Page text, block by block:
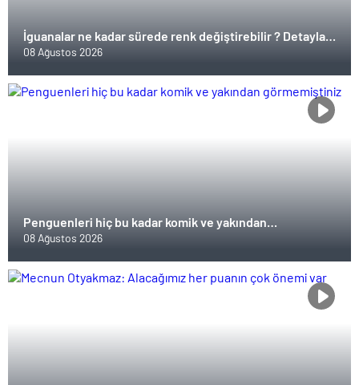
İguanalar ne kadar sürede renk değiştirebilir ? Detaylar
burada…
08 Ağustos 2026
Penguenleri hiç bu kadar komik ve yakından
görmemiştiniz
08 Ağustos 2026